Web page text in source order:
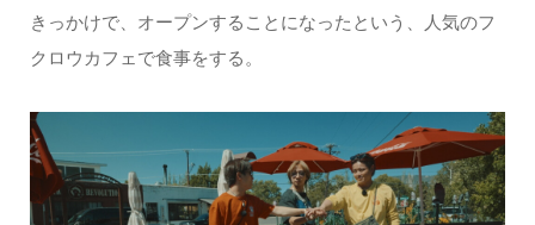
きっかけで、オープンすることになったという、人気のフ
クロウカフェで食事をする。